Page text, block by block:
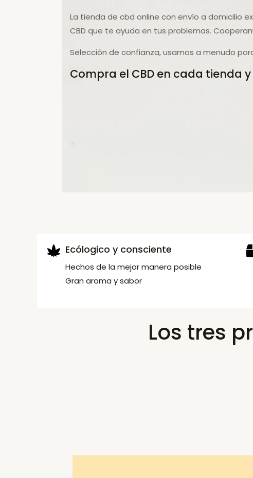
La tienda de cbd online con envío a domicilio
CBD que te ayuda en tus problemas.
Selección de confianza, usamos a menudo
Compra el CBD en cada tienda
Ecólogico y consciente
Hechos de la mejor manera posible
Gran aroma y sabor
Los tres